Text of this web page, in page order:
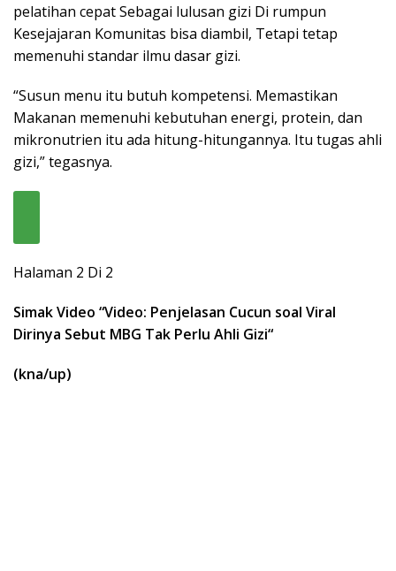
pelatihan cepat Sebagai lulusan gizi Di rumpun
Kesejajaran Komunitas bisa diambil, Tetapi tetap
memenuhi standar ilmu dasar gizi.
“Susun menu itu butuh kompetensi. Memastikan
Makanan memenuhi kebutuhan energi, protein, dan
mikronutrien itu ada hitung-hitungannya. Itu tugas ahli
gizi,” tegasnya.
Halaman 2 Di 2
Simak Video “Video: Penjelasan Cucun soal Viral
Dirinya Sebut MBG Tak Perlu Ahli Gizi“
(kna/up)